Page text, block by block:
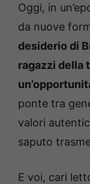
Oggi, in
da nuove
desiderio di
ragazzi della
ponte tra
valori
saputo
E voi, cari